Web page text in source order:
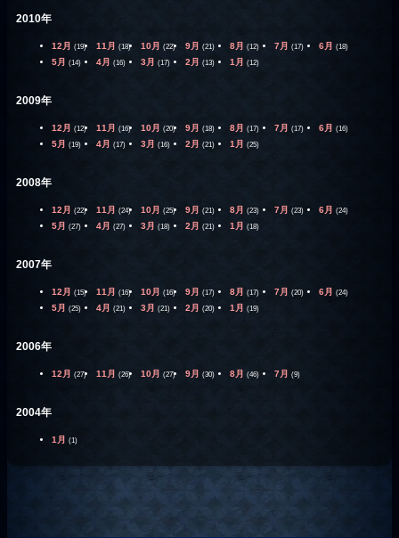
2010年
12月 (19) 11月 (18) 10月 (22) 9月 (21) 8月 (12) 7月 (17) 6月 (18)
5月 (14) 4月 (16) 3月 (17) 2月 (13) 1月 (12)
2009年
12月 (12) 11月 (16) 10月 (20) 9月 (18) 8月 (17) 7月 (17) 6月 (16)
5月 (19) 4月 (17) 3月 (16) 2月 (21) 1月 (25)
2008年
12月 (22) 11月 (24) 10月 (25) 9月 (21) 8月 (23) 7月 (23) 6月 (24)
5月 (27) 4月 (27) 3月 (18) 2月 (21) 1月 (18)
2007年
12月 (15) 11月 (16) 10月 (16) 9月 (17) 8月 (17) 7月 (20) 6月 (24)
5月 (25) 4月 (21) 3月 (21) 2月 (20) 1月 (19)
2006年
12月 (27) 11月 (26) 10月 (27) 9月 (30) 8月 (46) 7月 (9)
2004年
1月 (1)